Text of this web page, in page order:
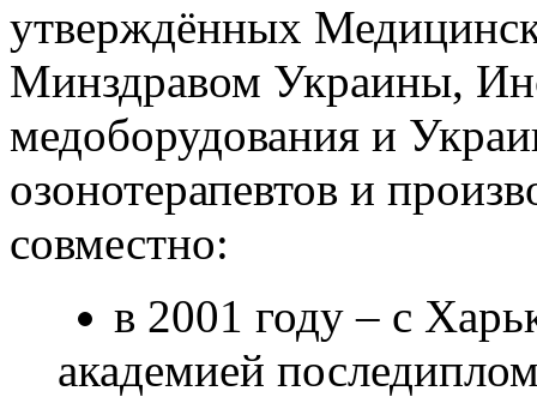
утверждённых
Минздравом Украины,
медоборудования и
озонотерапевтов и
совместно:
в 2001 году – с
академией